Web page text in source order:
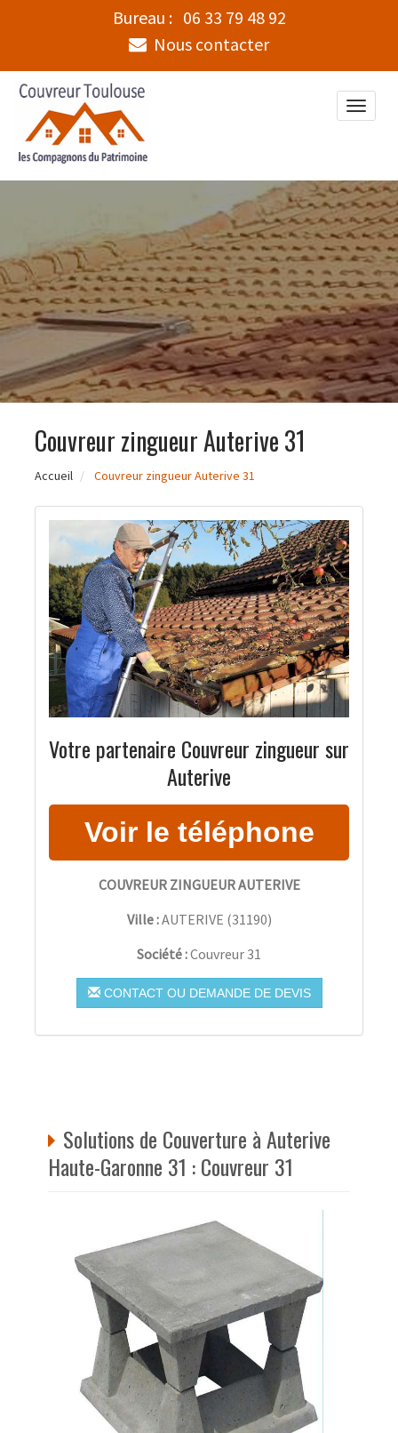
Bureau : 06 33 79 48 92
Nous contacter
Toggle
Couvreur zingueur Auterive 31
Accueil Couvreur zingueur Auterive 31
Votre partenaire Couvreur zingueur sur
Auterive
COUVREUR ZINGUEUR AUTERIVE
Ville :AUTERIVE (31190)
Société :Couvreur 31
CONTACT OU DEMANDE DE DEVIS
Solutions de Couverture à Auterive
Haute-Garonne 31 : Couvreur 31